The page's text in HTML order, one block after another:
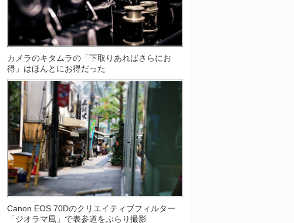
カメラのキタムラの「下取りあればさらにお
得」はほんとにお得だった
Canon EOS 70Dのクリエイティブフィルター
「ジオラマ風」で表参道をぶらり撮影